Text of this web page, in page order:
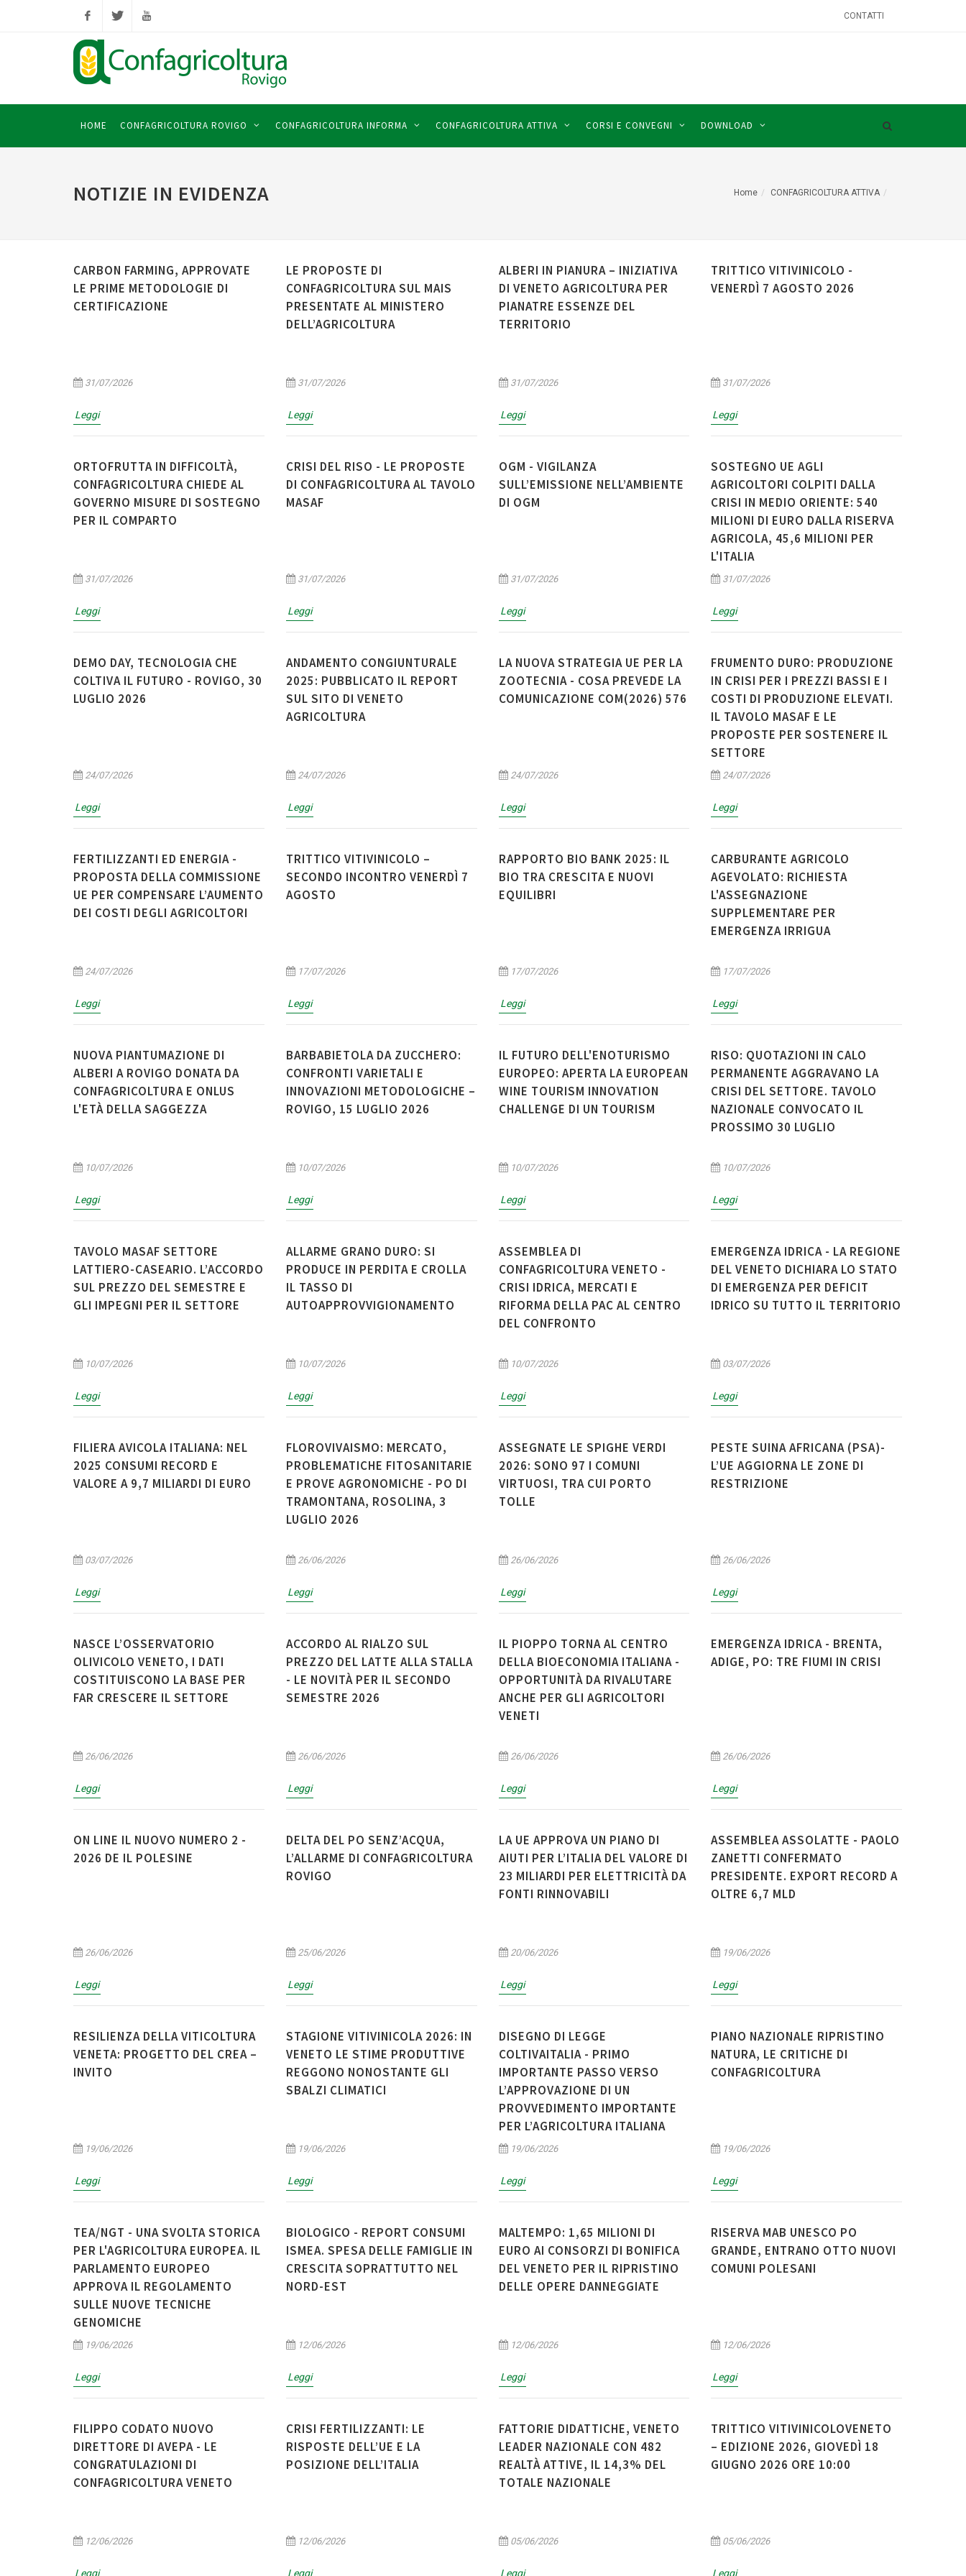
FacebookTwitter YouTube
CONTATTI
HOME CONFAGRICOLTURA ROVIGO CONFAGRICOLTURA INFORMA CONFAGRICOLTURA ATTIVA CORSI E CONVEGNI DOWNLOAD
NOTIZIE IN EVIDENZA Home CONFAGRICOLTURA ATTIVA
CARBON FARMING, APPROVATE
LE PRIME METODOLOGIE DI
CERTIFICAZIONE
31/07/2026
Leggi
LE PROPOSTE DI
CONFAGRICOLTURA SUL MAIS
PRESENTATE AL MINISTERO
DELL’AGRICOLTURA
31/07/2026
Leggi
ALBERI IN PIANURA – INIZIATIVA
DI VENETO AGRICOLTURA PER
PIANATRE ESSENZE DEL
TERRITORIO
31/07/2026
Leggi
TRITTICO VITIVINICOLO -
VENERDÌ 7 AGOSTO 2026
31/07/2026
Leggi
ORTOFRUTTA IN DIFFICOLTÀ,
CONFAGRICOLTURA CHIEDE AL
GOVERNO MISURE DI SOSTEGNO
PER IL COMPARTO
31/07/2026
Leggi
CRISI DEL RISO - LE PROPOSTE
DI CONFAGRICOLTURA AL TAVOLO
MASAF
31/07/2026
Leggi
OGM - VIGILANZA
SULL’EMISSIONE NELL’AMBIENTE
DI OGM
31/07/2026
Leggi
SOSTEGNO UE AGLI
AGRICOLTORI COLPITI DALLA
CRISI IN MEDIO ORIENTE: 540
MILIONI DI EURO DALLA RISERVA
AGRICOLA, 45,6 MILIONI PER
L'ITALIA
31/07/2026
Leggi
DEMO DAY, TECNOLOGIA CHE
COLTIVA IL FUTURO - ROVIGO, 30
LUGLIO 2026
24/07/2026
Leggi
ANDAMENTO CONGIUNTURALE
2025: PUBBLICATO IL REPORT
SUL SITO DI VENETO
AGRICOLTURA
24/07/2026
Leggi
LA NUOVA STRATEGIA UE PER LA
ZOOTECNIA - COSA PREVEDE LA
COMUNICAZIONE COM(2026) 576
24/07/2026
Leggi
FRUMENTO DURO: PRODUZIONE
IN CRISI PER I PREZZI BASSI E I
COSTI DI PRODUZIONE ELEVATI.
IL TAVOLO MASAF E LE
PROPOSTE PER SOSTENERE IL
SETTORE
24/07/2026
Leggi
FERTILIZZANTI ED ENERGIA -
PROPOSTA DELLA COMMISSIONE
UE PER COMPENSARE L’AUMENTO
DEI COSTI DEGLI AGRICOLTORI
24/07/2026
Leggi
TRITTICO VITIVINICOLO –
SECONDO INCONTRO VENERDÌ 7
AGOSTO
17/07/2026
Leggi
RAPPORTO BIO BANK 2025: IL
BIO TRA CRESCITA E NUOVI
EQUILIBRI
17/07/2026
Leggi
CARBURANTE AGRICOLO
AGEVOLATO: RICHIESTA
L'ASSEGNAZIONE
SUPPLEMENTARE PER
EMERGENZA IRRIGUA
17/07/2026
Leggi
NUOVA PIANTUMAZIONE DI
ALBERI A ROVIGO DONATA DA
CONFAGRICOLTURA E ONLUS
L'ETÀ DELLA SAGGEZZA
10/07/2026
Leggi
BARBABIETOLA DA ZUCCHERO:
CONFRONTI VARIETALI E
INNOVAZIONI METODOLOGICHE –
ROVIGO, 15 LUGLIO 2026
10/07/2026
Leggi
IL FUTURO DELL'ENOTURISMO
EUROPEO: APERTA LA EUROPEAN
WINE TOURISM INNOVATION
CHALLENGE DI UN TOURISM
10/07/2026
Leggi
RISO: QUOTAZIONI IN CALO
PERMANENTE AGGRAVANO LA
CRISI DEL SETTORE. TAVOLO
NAZIONALE CONVOCATO IL
PROSSIMO 30 LUGLIO
10/07/2026
Leggi
TAVOLO MASAF SETTORE
LATTIERO-CASEARIO. L’ACCORDO
SUL PREZZO DEL SEMESTRE E
GLI IMPEGNI PER IL SETTORE
10/07/2026
Leggi
ALLARME GRANO DURO: SI
PRODUCE IN PERDITA E CROLLA
IL TASSO DI
AUTOAPPROVVIGIONAMENTO
10/07/2026
Leggi
ASSEMBLEA DI
CONFAGRICOLTURA VENETO -
CRISI IDRICA, MERCATI E
RIFORMA DELLA PAC AL CENTRO
DEL CONFRONTO
10/07/2026
Leggi
EMERGENZA IDRICA - LA REGIONE
DEL VENETO DICHIARA LO STATO
DI EMERGENZA PER DEFICIT
IDRICO SU TUTTO IL TERRITORIO
03/07/2026
Leggi
FILIERA AVICOLA ITALIANA: NEL
2025 CONSUMI RECORD E
VALORE A 9,7 MILIARDI DI EURO
03/07/2026
Leggi
FLOROVIVAISMO: MERCATO,
PROBLEMATICHE FITOSANITARIE
E PROVE AGRONOMICHE - PO DI
TRAMONTANA, ROSOLINA, 3
LUGLIO 2026
26/06/2026
Leggi
ASSEGNATE LE SPIGHE VERDI
2026: SONO 97 I COMUNI
VIRTUOSI, TRA CUI PORTO
TOLLE
26/06/2026
Leggi
PESTE SUINA AFRICANA (PSA)-
L’UE AGGIORNA LE ZONE DI
RESTRIZIONE
26/06/2026
Leggi
NASCE L’OSSERVATORIO
OLIVICOLO VENETO, I DATI
COSTITUISCONO LA BASE PER
FAR CRESCERE IL SETTORE
26/06/2026
Leggi
ACCORDO AL RIALZO SUL
PREZZO DEL LATTE ALLA STALLA
- LE NOVITÀ PER IL SECONDO
SEMESTRE 2026
26/06/2026
Leggi
IL PIOPPO TORNA AL CENTRO
DELLA BIOECONOMIA ITALIANA -
OPPORTUNITÀ DA RIVALUTARE
ANCHE PER GLI AGRICOLTORI
VENETI
26/06/2026
Leggi
EMERGENZA IDRICA - BRENTA,
ADIGE, PO: TRE FIUMI IN CRISI
26/06/2026
Leggi
ON LINE IL NUOVO NUMERO 2 -
2026 DE IL POLESINE
26/06/2026
Leggi
DELTA DEL PO SENZ’ACQUA,
L’ALLARME DI CONFAGRICOLTURA
ROVIGO
25/06/2026
Leggi
LA UE APPROVA UN PIANO DI
AIUTI PER L’ITALIA DEL VALORE DI
23 MILIARDI PER ELETTRICITÀ DA
FONTI RINNOVABILI
20/06/2026
Leggi
ASSEMBLEA ASSOLATTE - PAOLO
ZANETTI CONFERMATO
PRESIDENTE. EXPORT RECORD A
OLTRE 6,7 MLD
19/06/2026
Leggi
RESILIENZA DELLA VITICOLTURA
VENETA: PROGETTO DEL CREA –
INVITO
19/06/2026
Leggi
STAGIONE VITIVINICOLA 2026: IN
VENETO LE STIME PRODUTTIVE
REGGONO NONOSTANTE GLI
SBALZI CLIMATICI
19/06/2026
Leggi
DISEGNO DI LEGGE
COLTIVAITALIA - PRIMO
IMPORTANTE PASSO VERSO
L’APPROVAZIONE DI UN
PROVVEDIMENTO IMPORTANTE
PER L’AGRICOLTURA ITALIANA
19/06/2026
Leggi
PIANO NAZIONALE RIPRISTINO
NATURA, LE CRITICHE DI
CONFAGRICOLTURA
19/06/2026
Leggi
TEA/NGT - UNA SVOLTA STORICA
PER L'AGRICOLTURA EUROPEA. IL
PARLAMENTO EUROPEO
APPROVA IL REGOLAMENTO
SULLE NUOVE TECNICHE
GENOMICHE
19/06/2026
Leggi
BIOLOGICO - REPORT CONSUMI
ISMEA. SPESA DELLE FAMIGLIE IN
CRESCITA SOPRATTUTTO NEL
NORD-EST
12/06/2026
Leggi
MALTEMPO: 1,65 MILIONI DI
EURO AI CONSORZI DI BONIFICA
DEL VENETO PER IL RIPRISTINO
DELLE OPERE DANNEGGIATE
12/06/2026
Leggi
RISERVA MAB UNESCO PO
GRANDE, ENTRANO OTTO NUOVI
COMUNI POLESANI
12/06/2026
Leggi
FILIPPO CODATO NUOVO
DIRETTORE DI AVEPA - LE
CONGRATULAZIONI DI
CONFAGRICOLTURA VENETO
12/06/2026
Leggi
CRISI FERTILIZZANTI: LE
RISPOSTE DELL’UE E LA
POSIZIONE DELL’ITALIA
12/06/2026
Leggi
FATTORIE DIDATTICHE, VENETO
LEADER NAZIONALE CON 482
REALTÀ ATTIVE, IL 14,3% DEL
TOTALE NAZIONALE
05/06/2026
Leggi
TRITTICO VITIVINICOLOVENETO
– EDIZIONE 2026, GIOVEDÌ 18
GIUGNO 2026 ORE 10:00
05/06/2026
Leggi